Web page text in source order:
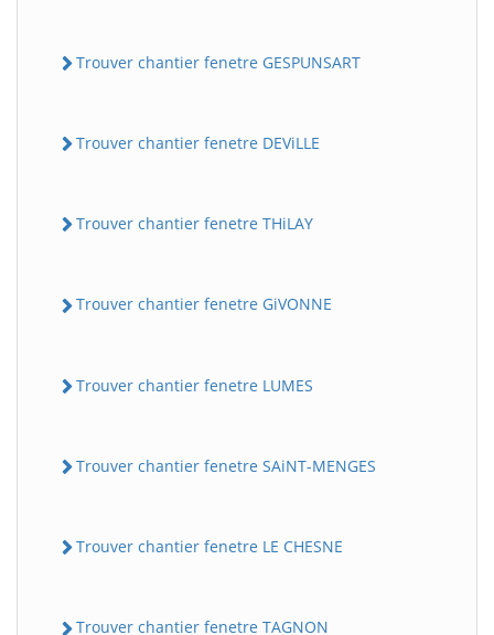
Trouver chantier fenetre GESPUNSART
Trouver chantier fenetre DEViLLE
Trouver chantier fenetre THiLAY
Trouver chantier fenetre GiVONNE
Trouver chantier fenetre LUMES
Trouver chantier fenetre SAiNT-MENGES
Trouver chantier fenetre LE CHESNE
Trouver chantier fenetre TAGNON